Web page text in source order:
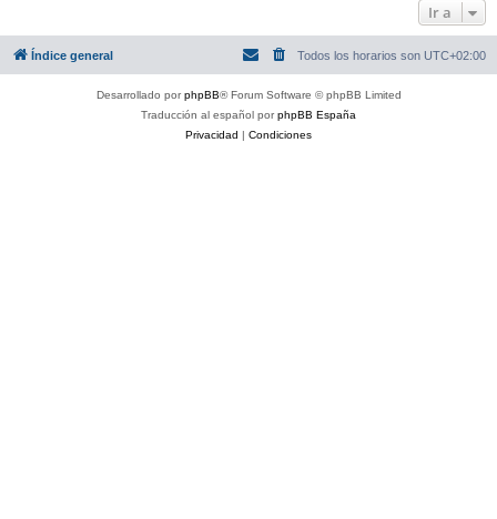
Ir a
Índice general Todos los horarios son UTC+02:00
Desarrollado porphpBB® Forum Software © phpBB Limited
Traducción al español porphpBB España
Privacidad | Condiciones